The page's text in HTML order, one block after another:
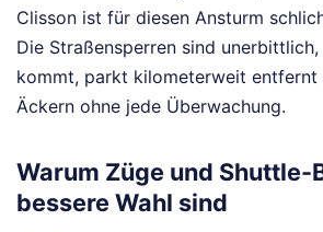
Clisson ist für diesen Ansturm
Die Straßensperren sind
kommt, parkt kilometerweit entfernt
Äckern ohne jede Überwachung.
Warum Züge und Shuttle-
bessere Wahl sind